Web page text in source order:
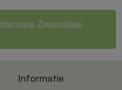
, Zwaanshoek,
Informatie